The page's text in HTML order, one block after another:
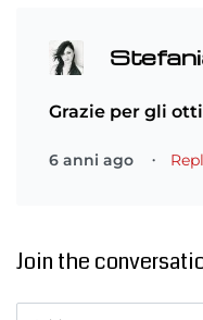
Grazie per gli
6 anni ago
Join the